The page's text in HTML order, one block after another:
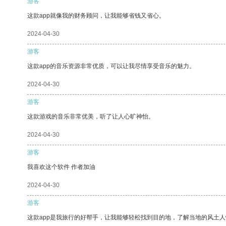
这款app就像我的财务顾问，让我能够省钱又省心。
2024-04-30
游客
这款app的音乐资源非常优质，可以让我尽情享受音乐的魅力。
2024-04-30
游客
这款游戏的音乐非常优美，听了让人心旷神怡。
2024-04-30
游客
我喜欢这个软件 作者加油
2024-04-30
游客
这款app是我旅行的好帮手，让我能够轻松找到目的地，了解当地的风土